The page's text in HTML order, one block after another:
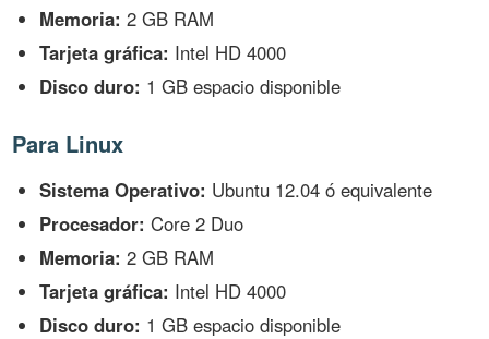
Memoria: 2 GB RAM
Tarjeta gráfica: Intel HD 4000
Disco duro: 1 GB espacio disponible
Para Linux
Sistema Operativo: Ubuntu 12.04 ó equivalente
Procesador: Core 2 Duo
Memoria: 2 GB RAM
Tarjeta gráfica: Intel HD 4000
Disco duro: 1 GB espacio disponible